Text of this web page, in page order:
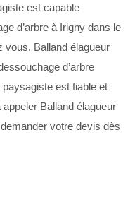
est capable
d’arbre à Irigny dans le
vous. Balland élagueur
d’arbre
est fiable et
Balland élagueur
votre devis dès